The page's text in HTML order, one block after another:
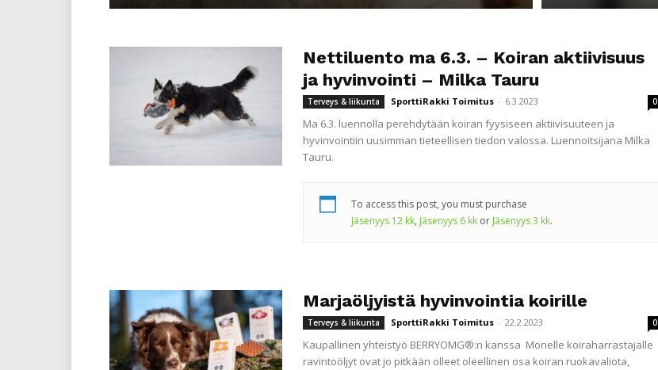
Nettiluento ma 6.3. – Koiran aktiivisuus
ja hyvinvointi – Milka Tauru
Terveys & liikunta SporttiRakki Toimitus - 6.3.2023 0
Ma 6.3. luennolla perehdytään koiran fyysiseen aktiivisuuteen ja
hyvinvointiin uusimman tieteellisen tiedon valossa. Luennoitsijana Milka
Tauru.
To access this post, you must purchase
Jäsenyys 12 kk, Jäsenyys 6 kk or Jäsenyys 3 kk.
Marjaöljyistä hyvinvointia koirille
Terveys & liikunta SporttiRakki Toimitus - 22.2.2023 0
Kaupallinen yhteistyö BERRYOMG®:n kanssa Monelle koiraharrastajalle
ravintoöljyt ovat jo pitkään olleet oleellinen osa koiran ruokavaliota,